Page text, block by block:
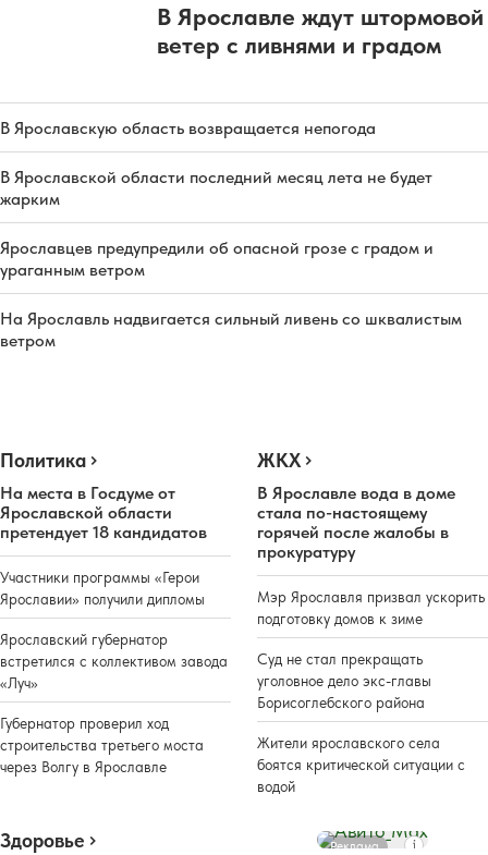
В Ярославле ждут штормовой
ветер с ливнями и градом
В Ярославскую область возвращается непогода
В Ярославской области последний месяц лета не будет
жарким
Ярославцев предупредили об опасной грозе с градом и
ураганным ветром
На Ярославль надвигается сильный ливень со шквалистым
ветром
Политика
На места в Госдуме от
Ярославской области
претендует 18 кандидатов
Участники программы «Герои
Ярославии» получили дипломы
Ярославский губернатор
встретился с коллективом завода
«Луч»
Губернатор проверил ход
строительства третьего моста
через Волгу в Ярославле
ЖКХ
В Ярославле вода в доме
стала по-настоящему
горячей после жалобы в
прокуратуру
Мэр Ярославля призвал ускорить
подготовку домов к зиме
Суд не стал прекращать
уголовное дело экс-главы
Борисоглебского района
Жители ярославского села
боятся критической ситуации с
водой
Здоровье Реклама